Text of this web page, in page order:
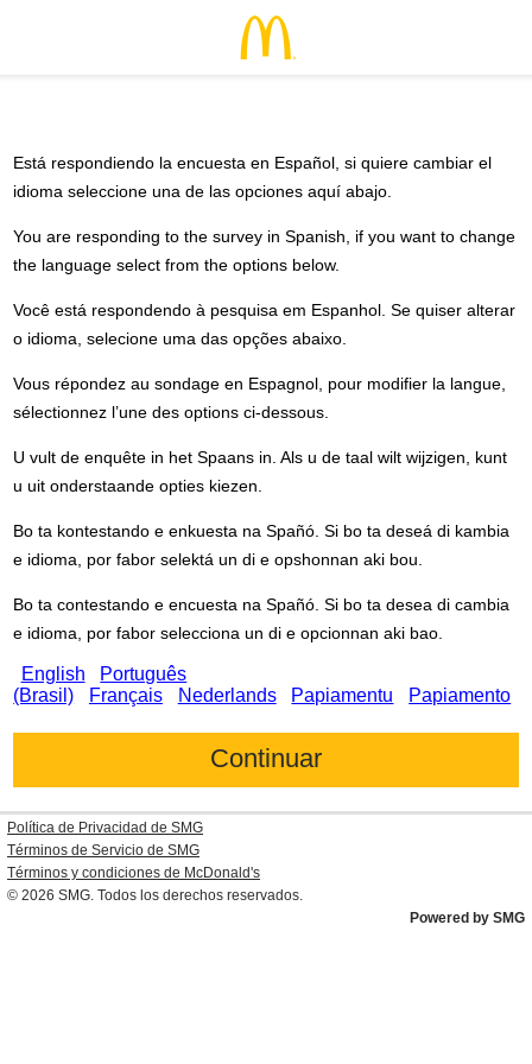
Está respondiendo la encuesta en Español, si quiere cambiar el
idioma seleccione una de las opciones aquí abajo.
You are responding to the survey in Spanish, if you want to change
the language select from the options below.
Você está respondendo à pesquisa em Espanhol. Se quiser alterar
o idioma, selecione uma das opções abaixo.
Vous répondez au sondage en Espagnol, pour modifier la langue,
sélectionnez l’une des options ci-dessous.
U vult de enquête in het Spaans in. Als u de taal wilt wijzigen, kunt
u uit onderstaande opties kiezen.
Bo ta kontestando e enkuesta na Spañó. Si bo ta deseá di kambia
e idioma, por fabor selektá un di e opshonnan aki bou.
Bo ta contestando e encuesta na Spañó. Si bo ta desea di cambia
e idioma, por fabor selecciona un di e opcionnan aki bao.
English
Português
(Brasil)
Français Nederlands Papiamentu Papiamento
Política de Privacidad de SMG
Términos de Servicio de SMG
Términos y condiciones de McDonald's
© 2026 SMG . Todos los derechos reservados.
Powered by SMG